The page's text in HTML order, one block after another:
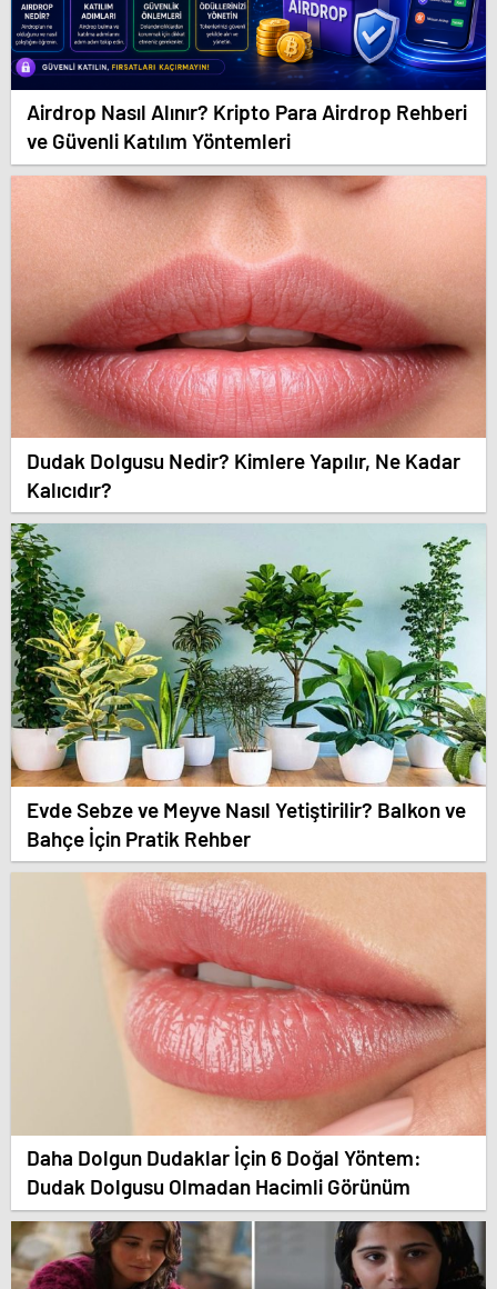
Airdrop Nasıl Alınır? Kripto Para Airdrop Rehberi
ve Güvenli Katılım Yöntemleri
Dudak Dolgusu Nedir? Kimlere Yapılır, Ne Kadar
Kalıcıdır?
Evde Sebze ve Meyve Nasıl Yetiştirilir? Balkon ve
Bahçe İçin Pratik Rehber
Daha Dolgun Dudaklar İçin 6 Doğal Yöntem:
Dudak Dolgusu Olmadan Hacimli Görünüm